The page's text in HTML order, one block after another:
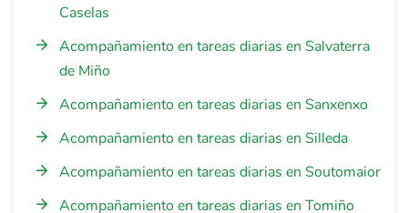
Caselas
Acompañamiento en tareas diarias en Salvaterra
de Miño
Acompañamiento en tareas diarias en Sanxenxo
Acompañamiento en tareas diarias en Silleda
Acompañamiento en tareas diarias en Soutomaior
Acompañamiento en tareas diarias en Tomiño